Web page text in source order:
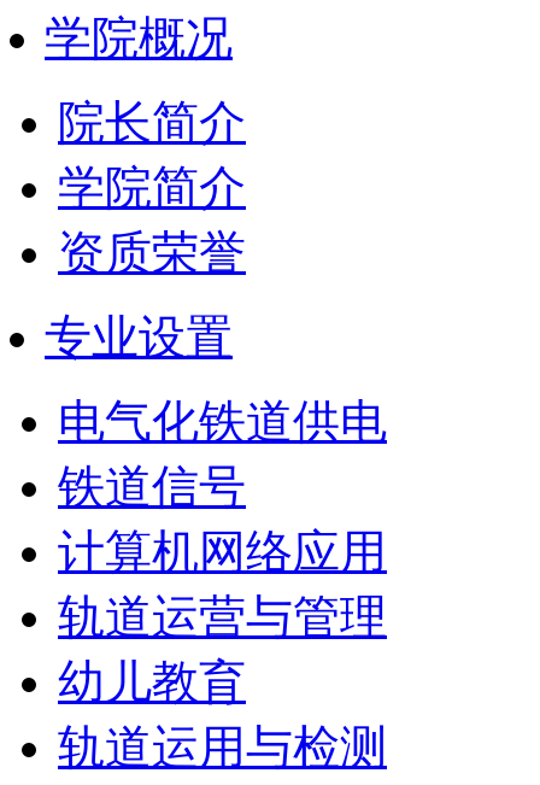
学院概况
院长简介
学院简介
资质荣誉
专业设置
电气化铁道供电
铁道信号
计算机网络应用
轨道运营与管理
幼儿教育
轨道运用与检测